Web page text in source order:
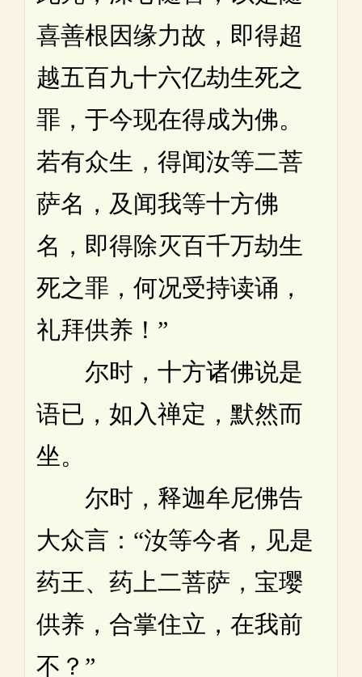
喜善根因缘力故，即得超
越五百九十六亿劫生死之
罪，于今现在得成为佛。
若有众生，得闻汝等二菩
萨名，及闻我等十方佛
名，即得除灭百千万劫生
死之罪，何况受持读诵，
礼拜供养！”
尔时，十方诸佛说是
语已，如入禅定，默然而
坐。
尔时，释迦牟尼佛告
大众言：“汝等今者，见是
药王、药上二菩萨，宝璎
供养，合掌住立，在我前
不？”